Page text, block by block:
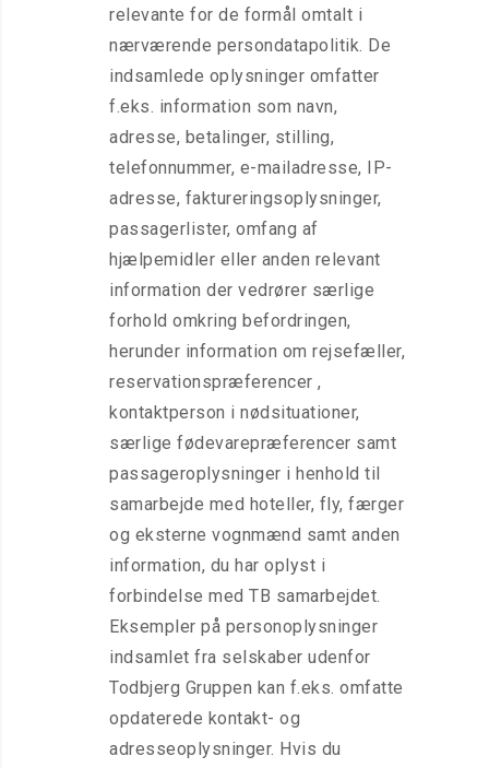
relevante for de formål omtalt i
nærværende persondatapolitik. De
indsamlede oplysninger omfatter
f.eks. information som navn,
adresse, betalinger, stilling,
telefonnummer, e-mailadresse, IP-
adresse, faktureringsoplysninger,
passagerlister, omfang af
hjælpemidler eller anden relevant
information der vedrører særlige
forhold omkring befordringen,
herunder information om rejsefæller,
reservationspræferencer ,
kontaktperson i nødsituationer,
særlige fødevarepræferencer samt
passageroplysninger i henhold til
samarbejde med hoteller, fly, færger
og eksterne vognmænd samt anden
information, du har oplyst i
forbindelse med TB samarbejdet.
Eksempler på personoplysninger
indsamlet fra selskaber udenfor
Todbjerg Gruppen kan f.eks. omfatte
opdaterede kontakt- og
adresseoplysninger. Hvis du